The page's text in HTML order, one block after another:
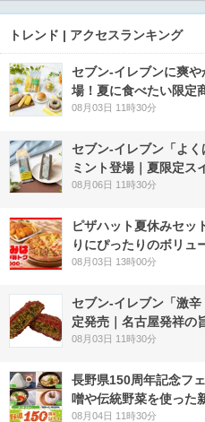
トレンド | アクセスランキング
セブン‐イレブンに爽
場！夏に食べたい限定
08月03日 11時30分
セブン‐イレブン「よ
ミント登場｜夏限定ス
08月06日 11時30分
ピザハット夏休みセッ
りにぴったりのボリュ
08月03日 13時00分
セブン-イレブン「激
定発売｜名古屋発祥の
08月03日 11時30分
長野県150周年記念フ
噌や伝統野菜を使った
08月04日 11時30分